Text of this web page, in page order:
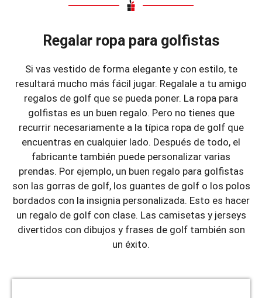
Regalar ropa para golfistas
Si vas vestido de forma elegante y con estilo, te
resultará mucho más fácil jugar. Regalale a tu amigo
regalos de golf que se pueda poner. La ropa para
golfistas es un buen regalo. Pero no tienes que
recurrir necesariamente a la típica ropa de golf que
encuentras en cualquier lado. Después de todo, el
fabricante también puede personalizar varias
prendas. Por ejemplo, un buen regalo para golfistas
son las gorras de golf, los guantes de golf o los polos
bordados con la insignia personalizada. Esto es hacer
un regalo de golf con clase. Las camisetas y jerseys
divertidos con dibujos y frases de golf también son
un éxito.